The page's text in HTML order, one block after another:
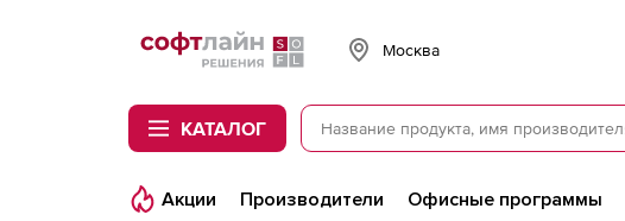
Softline
Москва
КАТАЛОГ
Акции Производители Офисные программы